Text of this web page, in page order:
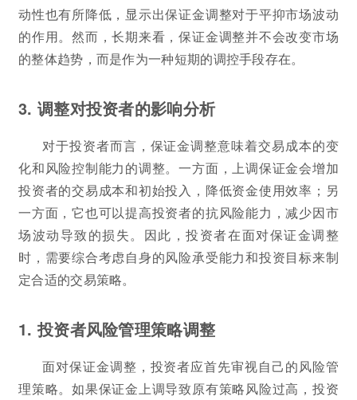
动性也有所降低，显示出保证金调整对于平抑市场波动
的作用。然而，长期来看，保证金调整并不会改变市场
的整体趋势，而是作为一种短期的调控手段存在。
3. 调整对投资者的影响分析
对于投资者而言，保证金调整意味着交易成本的变
化和风险控制能力的调整。一方面，上调保证金会增加
投资者的交易成本和初始投入，降低资金使用效率；另
一方面，它也可以提高投资者的抗风险能力，减少因市
场波动导致的损失。因此，投资者在面对保证金调整
时，需要综合考虑自身的风险承受能力和投资目标来制
定合适的交易策略。
1. 投资者风险管理策略调整
面对保证金调整，投资者应首先审视自己的风险管
理策略。如果保证金上调导致原有策略风险过高，投资